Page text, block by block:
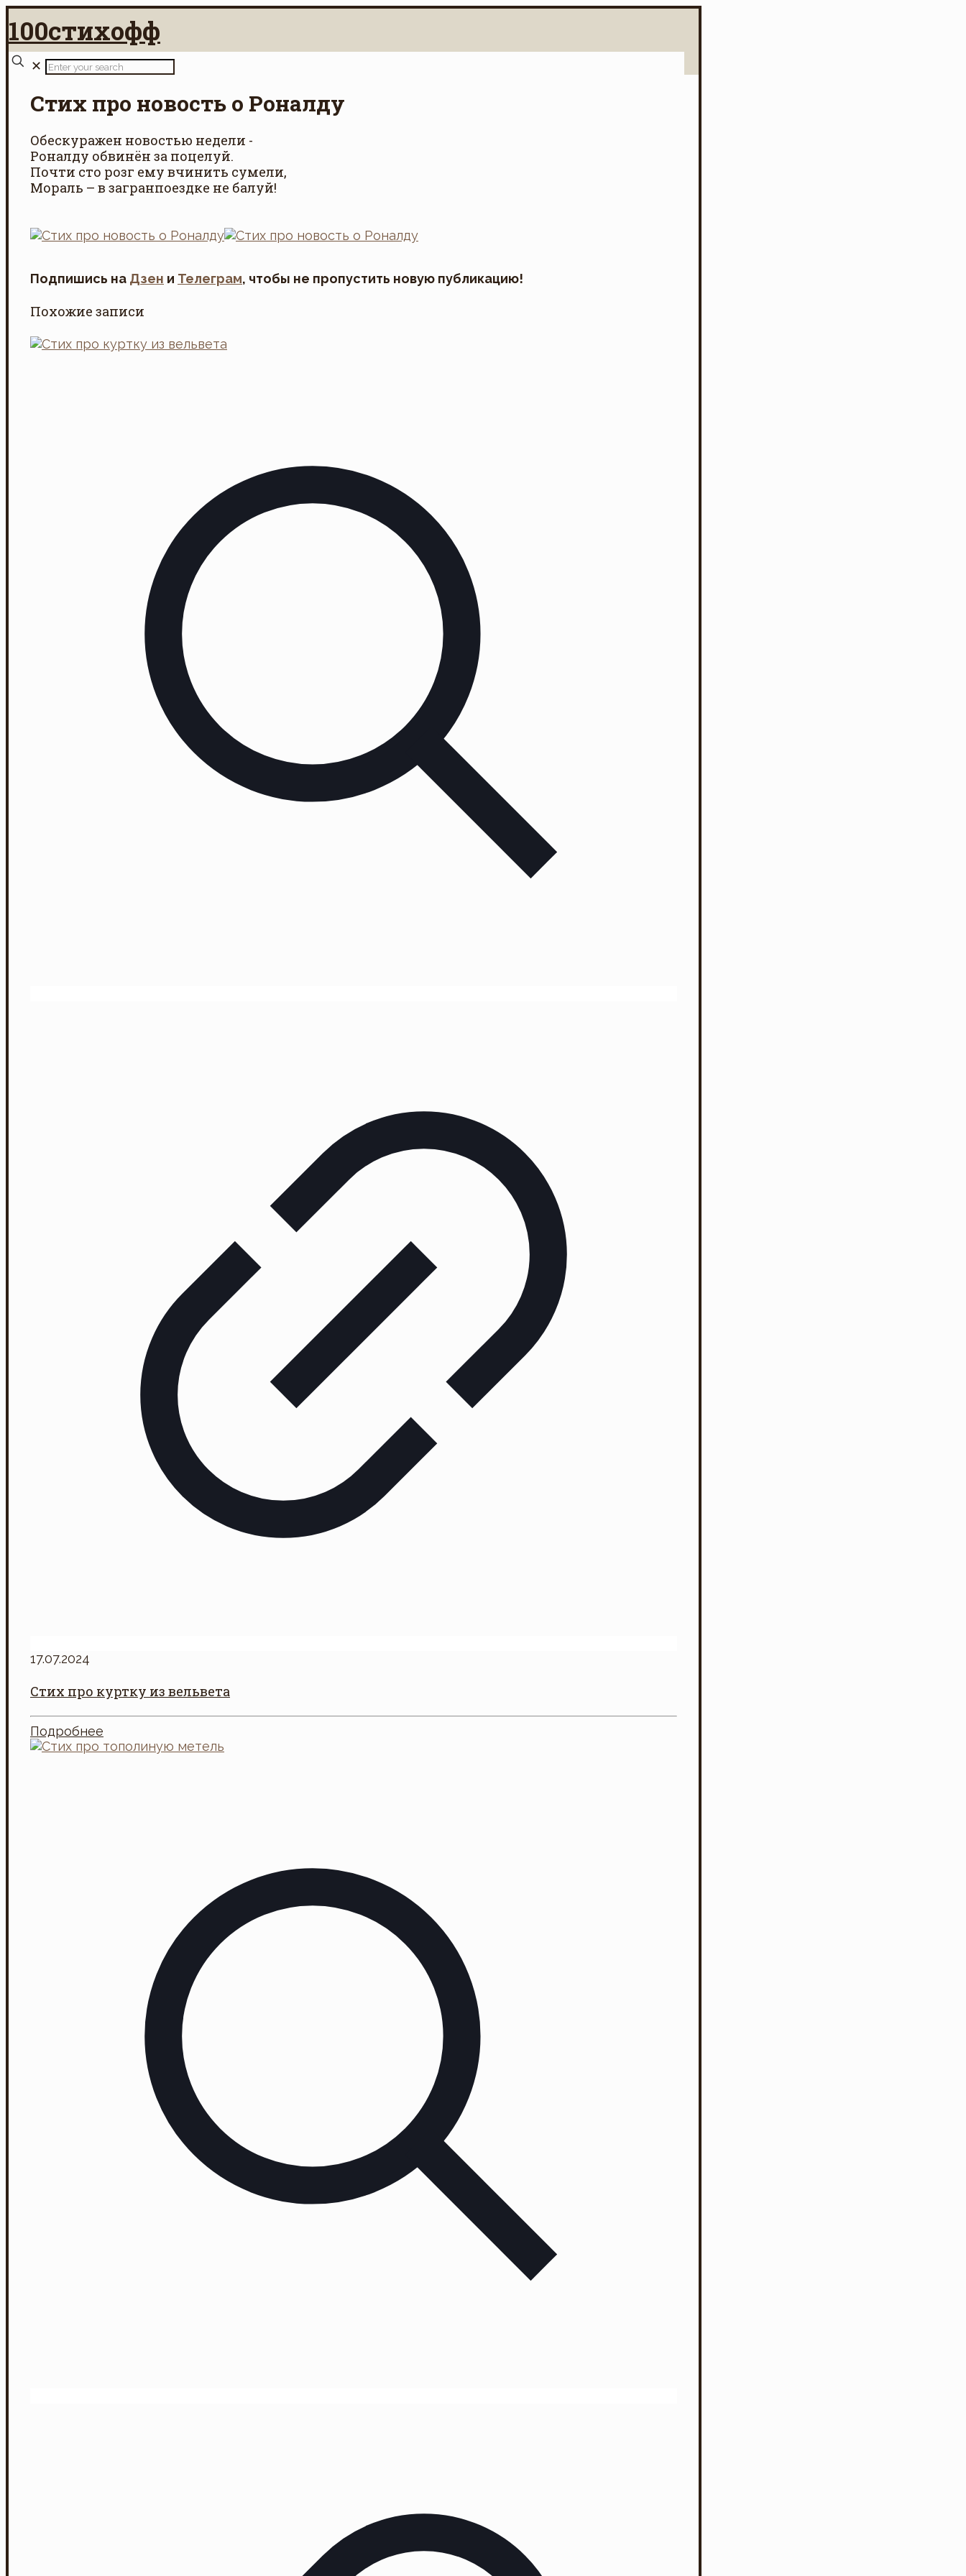
100стихофф
✕
Стих про новость о Роналду
Обескуражен новостью недели -
Роналду обвинён за поцелуй.
Почти сто розг ему вчинить сумели,
Мораль – в загранпоездке не балуй!
Подпишись на Дзен и Телеграм, чтобы не пропустить новую публикацию!
Похожие записи
17.07.2024
Стих про куртку из вельвета
Подробнее